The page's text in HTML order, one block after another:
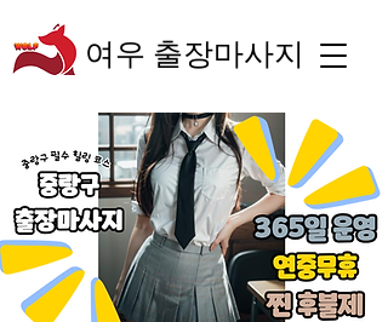
여우 출장마사지